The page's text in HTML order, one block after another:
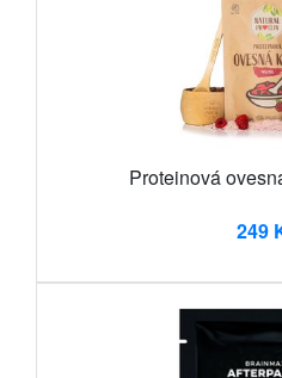
Proteinová
249